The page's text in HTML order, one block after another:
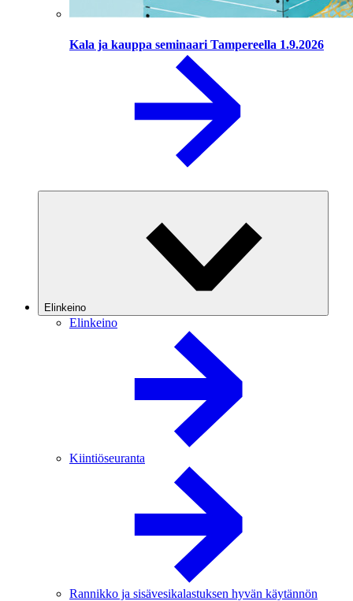
Kala ja kauppa seminaari Tampereella 1.9.2026
Elinkeino
Elinkeino
Kiintiöseuranta
Rannikko ja sisävesikalastuksen hyvän käytännön